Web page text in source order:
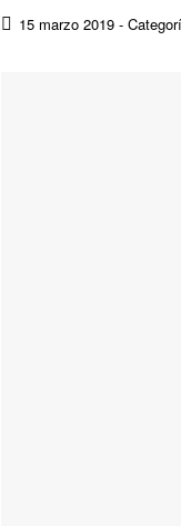
15 marzo 2019 -